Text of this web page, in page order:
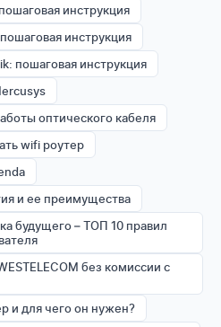
инструкция
инструкция
пошаговая инструкция
оптического кабеля
wifi роутер
и ее преимущества
будущего – ТОП 10 правил
без комиссии с
и для чего он нужен?